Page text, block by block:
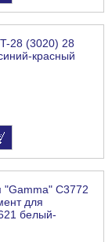
28 (3020) 28
красный
"Gamma" С3772
для
белый-